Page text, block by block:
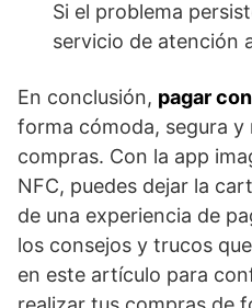
Si el problema
servicio de atención
En conclusión, pagar
forma cómoda, segura
compras. Con la app
NFC, puedes dejar la
de una experiencia de
los consejos y trucos
en este artículo para